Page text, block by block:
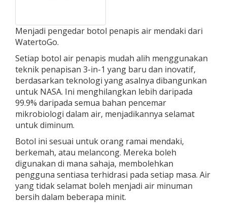
Menjadi pengedar botol penapis air mendaki dari
WatertoGo.
Setiap botol air penapis mudah alih menggunakan
teknik penapisan 3-in-1 yang baru dan inovatif,
berdasarkan teknologi yang asalnya dibangunkan
untuk NASA. Ini menghilangkan lebih daripada
99.9% daripada semua bahan pencemar
mikrobiologi dalam air, menjadikannya selamat
untuk diminum.
Botol ini sesuai untuk orang ramai mendaki,
berkemah, atau melancong. Mereka boleh
digunakan di mana sahaja, membolehkan
pengguna sentiasa terhidrasi pada setiap masa. Air
yang tidak selamat boleh menjadi air minuman
bersih dalam beberapa minit.